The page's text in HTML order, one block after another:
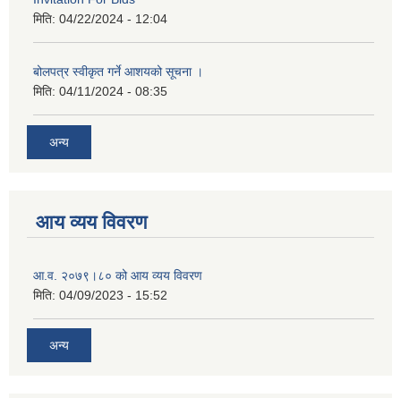
मिति: 04/22/2024 - 12:04
बोलपत्र स्वीकृत गर्ने आशयको सूचना ।
मिति: 04/11/2024 - 08:35
अन्य
आय व्यय विवरण
आ.व. २०७९।८० को आय व्यय विवरण
मिति: 04/09/2023 - 15:52
अन्य